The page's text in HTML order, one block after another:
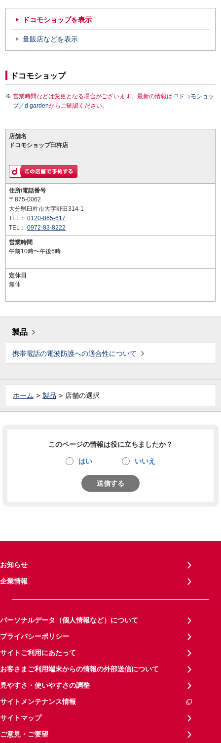
ドコモショップを表示
量販店などを表示
ドコモショップ
営業時間などは変更となる場合がございます。最新の情報は
ドコモショッ
プ／d gardenからご確認ください。
店舗名
ドコモショップ臼杵店
住所/電話番号
〒875-0062
大分県臼杵市大字野田314-1
TEL： 0120-865-617
TEL： 0972-83-8222
営業時間
午前10時〜午後6時
定休日
無休
製品
携帯電話の電波防護への適合性について
ホーム 製品 店舗の選択
このページの情報は役に立ちましたか？
はい いいえ
送信する
お知らせ
企業情報
パーソナルデータ（個人情報など）について
プライバシーポリシー
サイトご利用にあたって
お客さまご利用端末からの情報の外部送信について
見やすさ・使いやすさの調整
サイトメンテナンス情報
サイトマップ
ご意見・ご要望